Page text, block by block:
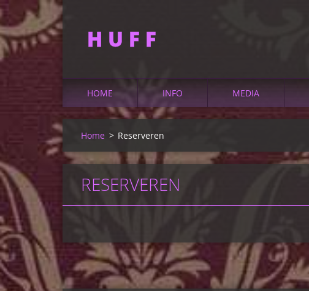
H U F F
HOME INFO MEDIA
Home > Reserveren
RESERVEREN